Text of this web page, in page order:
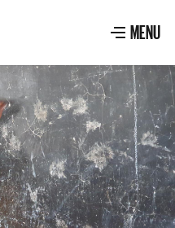
VIS
MENU